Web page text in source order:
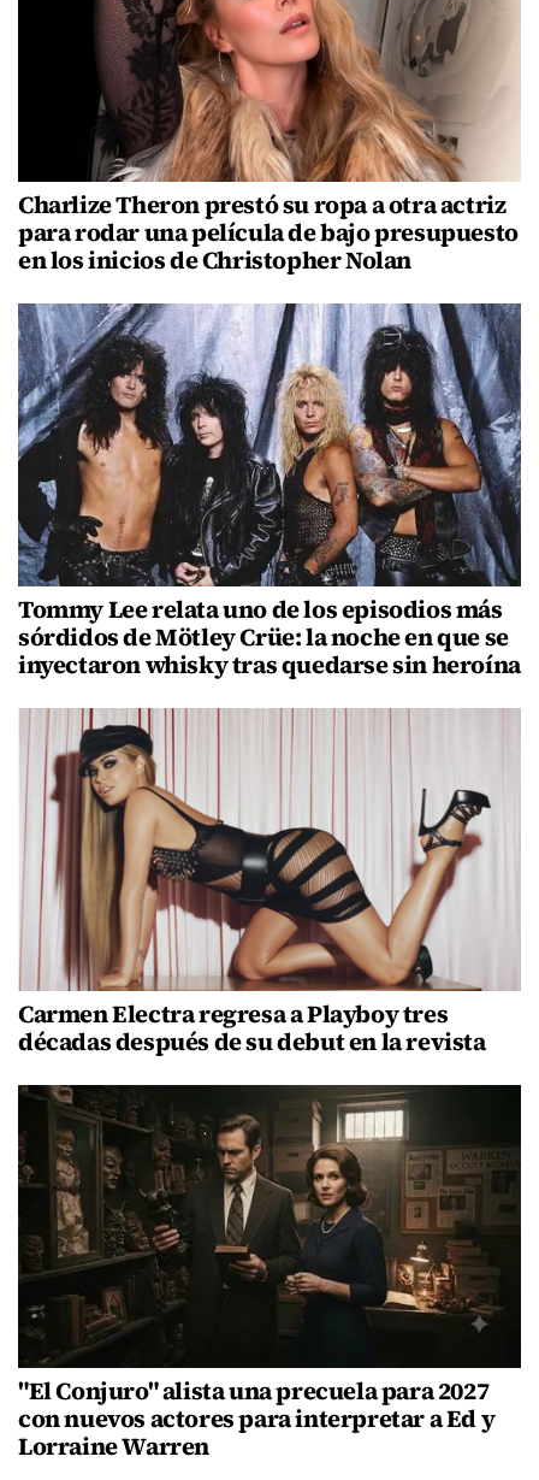
Charlize Theron prestó su ropa a otra actriz
para rodar una película de bajo presupuesto
en los inicios de Christopher Nolan
Tommy Lee relata uno de los episodios más
sórdidos de Mötley Crüe: la noche en que se
inyectaron whisky tras quedarse sin heroína
Carmen Electra regresa a Playboy tres
décadas después de su debut en la revista
"El Conjuro" alista una precuela para 2027
con nuevos actores para interpretar a Ed y
Lorraine Warren